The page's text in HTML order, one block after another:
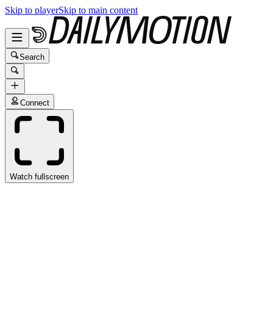
Skip to playerSkip to main content
Search
Connect
Watch fullscreen